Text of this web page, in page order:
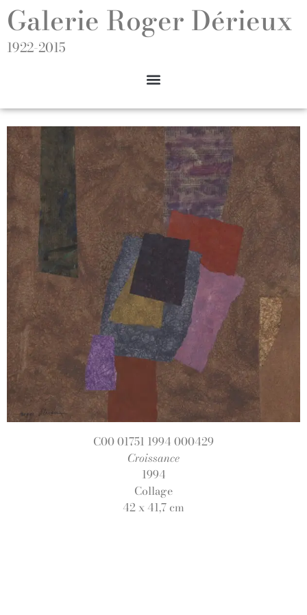
Galerie Roger Dérieux
1922-2015
C00 01751 1994 000429
Croissance
1994
Collage
42 x 41,7 cm